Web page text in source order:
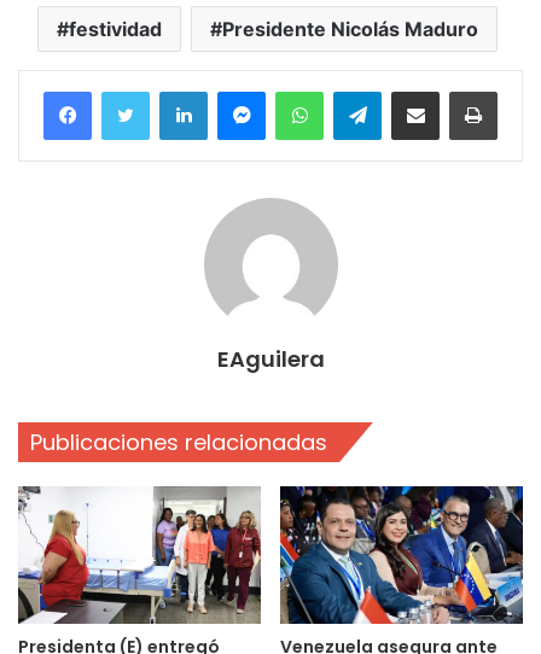
festividad Presidente Nicolás Maduro
FacebookTwitter LinkedInMessengerWhatsAppTelegramCompartir por correo electrónico
EAguilera
Publicaciones relacionadas
Presidenta (E) entregó Venezuela asegura ante